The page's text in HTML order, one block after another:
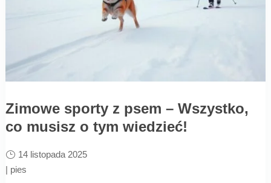
Zimowe sporty z psem – Wszystko,
co musisz o tym wiedzieć!
14 listopada 2025
| pies